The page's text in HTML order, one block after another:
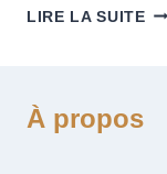
LIRE LA SUITE
À propos